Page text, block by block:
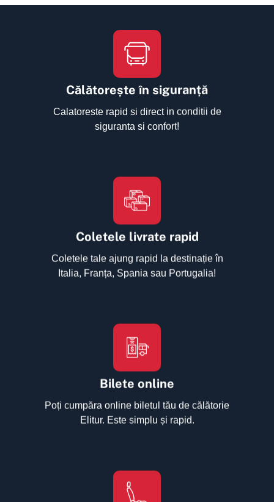
Călătorește în siguranță
Calatoreste rapid si direct in conditii de
siguranta si confort!
Coletele livrate rapid
Coletele tale ajung rapid la destinație în
Italia, Franța, Spania sau Portugalia!
Bilete online
Poți cumpăra online biletul tău de călătorie
Elitur. Este simplu și rapid.